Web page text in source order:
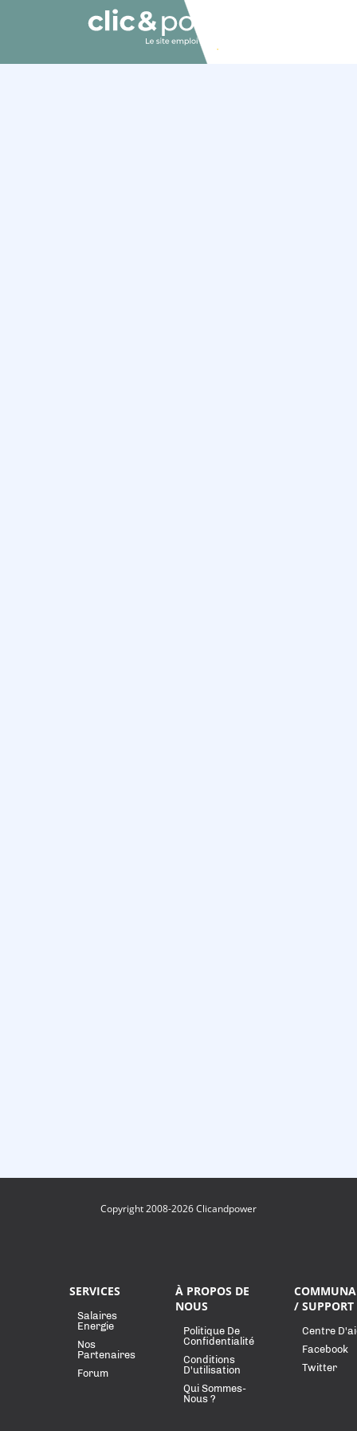
Copyright 2008-2026 Clicandpower
SERVICES
Salaires
Energie
Nos
Partenaires
Forum
À PROPOS DE
NOUS
Politique De
Confidentialité
Conditions
D'utilisation
Qui Sommes-
Nous ?
/ SUPPORT
Centre
Facebook
Twitter